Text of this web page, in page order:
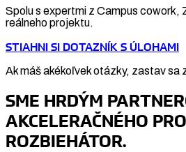
Spolu s expertmi z Campus cowork,
reálneho projektu.
STIAHNI SI DOTAZNÍK S ÚLOHAMI
Ak máš akékoľvek otázky, zastav sa
SME HRDÝM
AKCELERAČNÉHO
ROZBIEHÁTOR.